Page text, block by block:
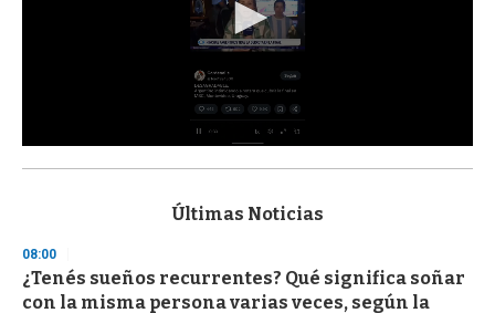
s
d
s
o
Últimas Noticias
08:00
¿Tenés sueños recurrentes? Qué significa soñar
con la misma persona varias veces, según la